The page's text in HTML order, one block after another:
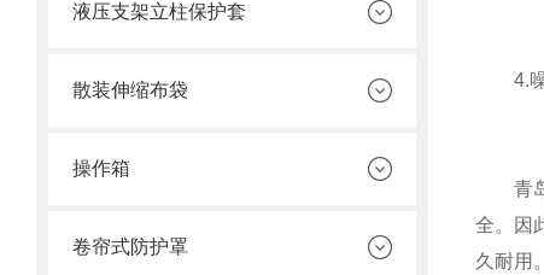
液压支架立柱保护套
散装伸缩布袋
操作箱
卷帘式防护罩
4.噪
青岛
全。因
久耐用。